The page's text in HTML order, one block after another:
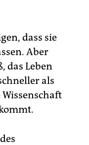
dass sie
Aber
das Leben
als